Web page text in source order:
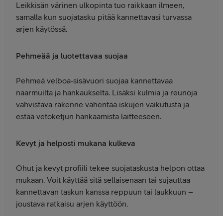
Leikkisän värinen ulkopinta tuo raikkaan ilmeen,
samalla kun suojatasku pitää kannettavasi turvassa
arjen käytössä.
Pehmeää ja luotettavaa suojaa
Pehmeä velboa‑sisävuori suojaa kannettavaa
naarmuilta ja hankaukselta. Lisäksi kulmia ja reunoja
vahvistava rakenne vähentää iskujen vaikutusta ja
estää vetoketjun hankaamista laitteeseen.
Kevyt ja helposti mukana kulkeva
Ohut ja kevyt profiili tekee suojataskusta helpon ottaa
mukaan. Voit käyttää sitä sellaisenaan tai sujauttaa
kannettavan taskun kanssa reppuun tai laukkuun –
joustava ratkaisu arjen käyttöön.